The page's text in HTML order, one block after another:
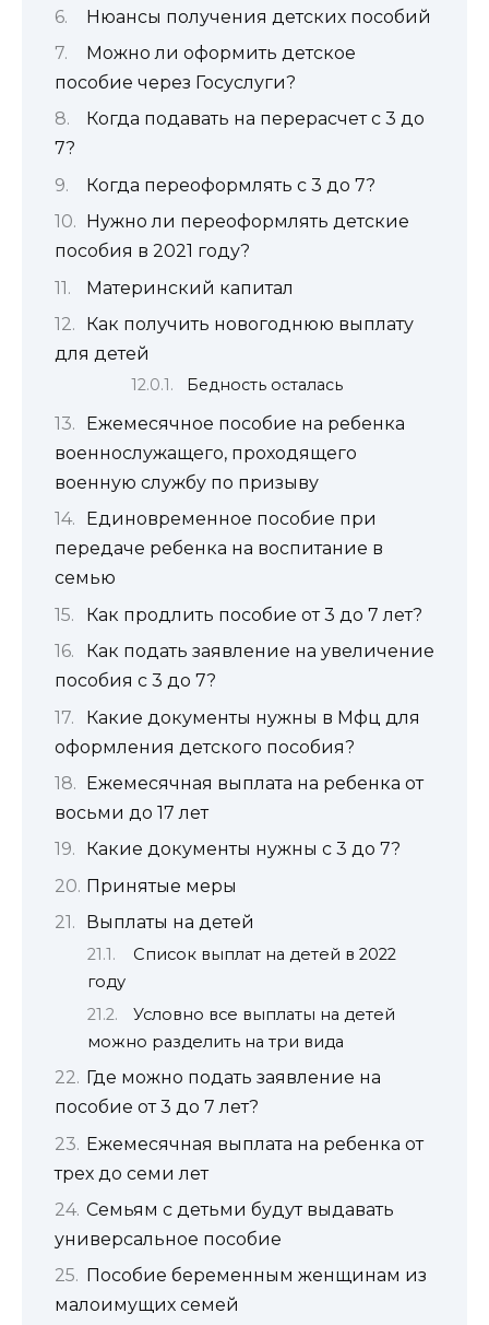
Нюансы получения детских пособий
Можно ли оформить детское
пособие через Госуслуги?
Когда подавать на перерасчет с 3 до
7?
Когда переоформлять с 3 до 7?
Нужно ли переоформлять детские
пособия в 2021 году?
Материнский капитал
Как получить новогоднюю выплату
для детей
Бедность осталась
Ежемесячное пособие на ребенка
военнослужащего, проходящего
военную службу по призыву
Единовременное пособие при
передаче ребенка на воспитание в
семью
Как продлить пособие от 3 до 7 лет?
Как подать заявление на увеличение
пособия с 3 до 7?
Какие документы нужны в Мфц для
оформления детского пособия?
Ежемесячная выплата на ребенка от
восьми до 17 лет
Какие документы нужны с 3 до 7?
Принятые меры
Выплаты на детей
Список выплат на детей в 2022
году
Условно все выплаты на детей
можно разделить на три вида
Где можно подать заявление на
пособие от 3 до 7 лет?
Ежемесячная выплата на ребенка от
трех до семи лет
Семьям с детьми будут выдавать
универсальное пособие
Пособие беременным женщинам из
малоимущих семей